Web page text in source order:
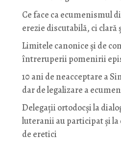
Ce face ca ecumenismul
erezie discutabilă, ci clară
Limitele canonice și de
întreruperii pomenirii
10 ani de neacceptare a
dar de legalizare a
Delegații ortodocși la
luteranii au participat și la
de eretici